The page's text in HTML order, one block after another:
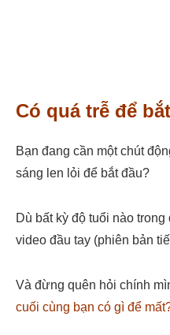
Có quá trễ để
Bạn đang cần một chút
sáng len lỏi để bắt đầu?
Dù bất kỳ độ tuổi nào
video đầu tay (phiên bản
Và đừng quên hỏi chính
cuối cùng bạn có gì để